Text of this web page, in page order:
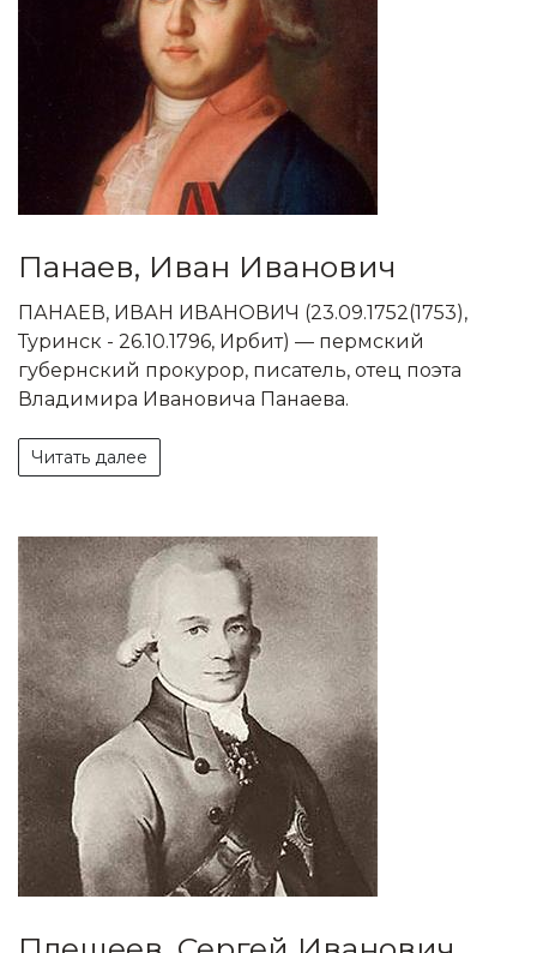
Панаев, Иван Иванович
ПАНАЕВ, ИВАН ИВАНОВИЧ (23.09.1752(1753),
Туринск - 26.10.1796, Ирбит) — пермский
губернский прокурор, писатель, отец поэта
Владимира Ивановича Панаева.
Читать далее